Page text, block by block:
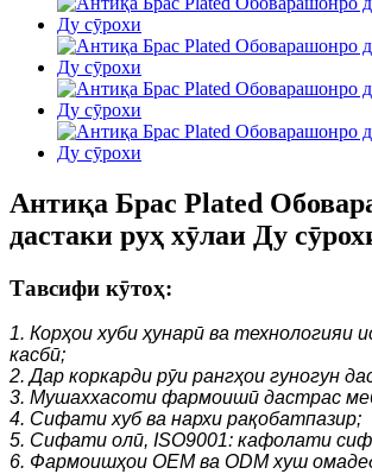
Антиқа Брас Plated
дастаки руҳ хӯлаи Ду
Тавсифи кӯтоҳ:
1. Корҳои хуби ҳунарӣ ва технологияи
касбӣ;
2. Дар коркарди рӯи рангҳои гуногун
3. Мушаххасоти фармоишӣ дастрас
4. Сифати хуб ва нархи рақобатпазир;
5. Сифати олӣ, ISO9001: кафолати
6. Фармоишҳои OEM ва ODM хуш